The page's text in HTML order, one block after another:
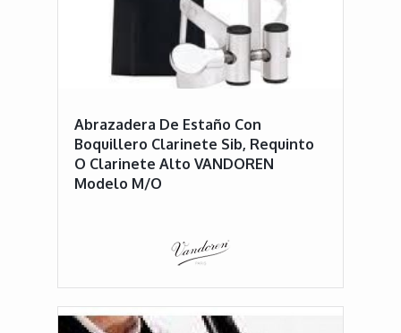
Abrazadera De Estaño Con
Boquillero Clarinete Sib, Requinto
O Clarinete Alto VANDOREN
Modelo M/O